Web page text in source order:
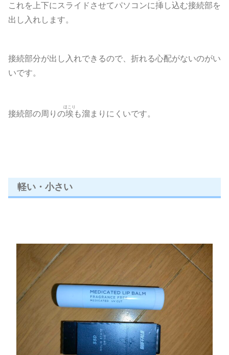
これを上下にスライドさせてパソコンに挿 し込む接続部を
出し入れします。
接続部分が出し入れできるので、折れる心配がないのがい
いです。
接続部の周りの埃
ほこり
も溜まりにくいです。
軽い・小さい